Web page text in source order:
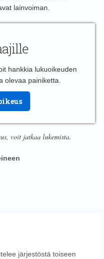
lainvoiman.
hankkia lukuoikeuden
olevaa painiketta.
voit jatkaa lukemista.
järjestöstä toiseen